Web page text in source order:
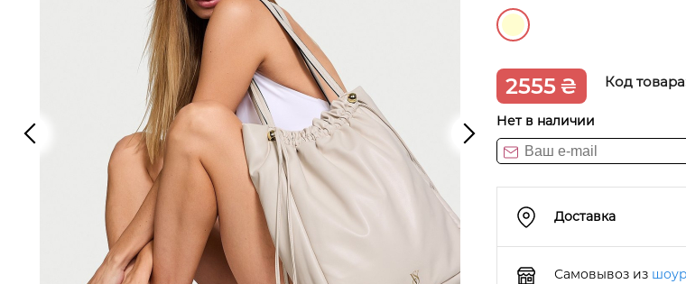
2555₴ Код
Нет в наличии
Доставка
Самовывоз из